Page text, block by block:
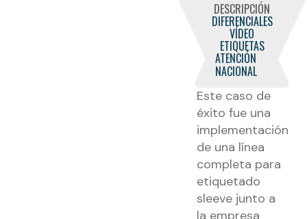
DESCRIPCIÓN
DIFERENCIALES
VÍDEO
ETIQUETAS
ATENCIÓN
NACIONAL
Este caso de
éxito fue una
implementación
de una línea
completa para
etiquetado
sleeve junto a
la empresa